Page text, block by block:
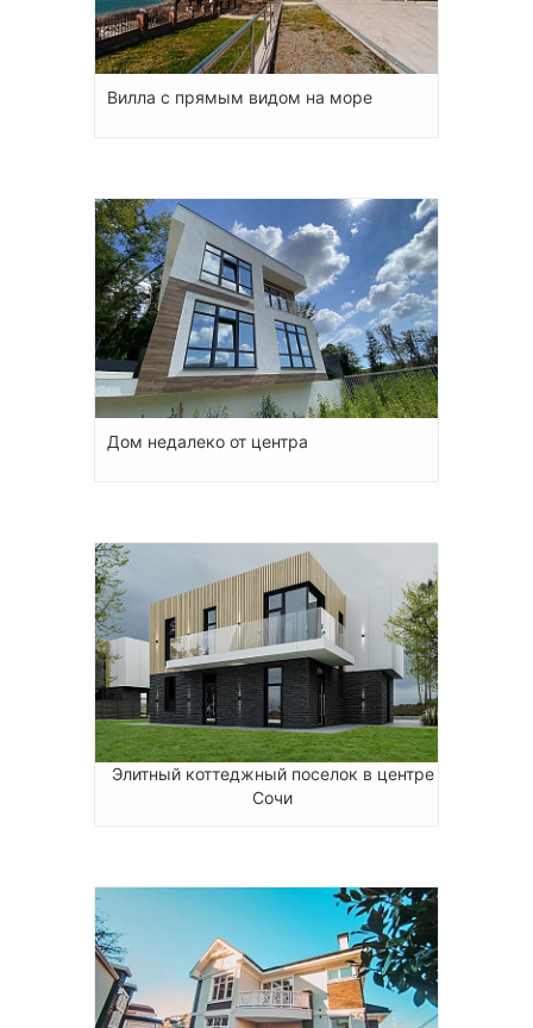
Вилла с прямым видом на море
Дом недалеко от центра
Элитный коттеджный поселок в центре
Сочи